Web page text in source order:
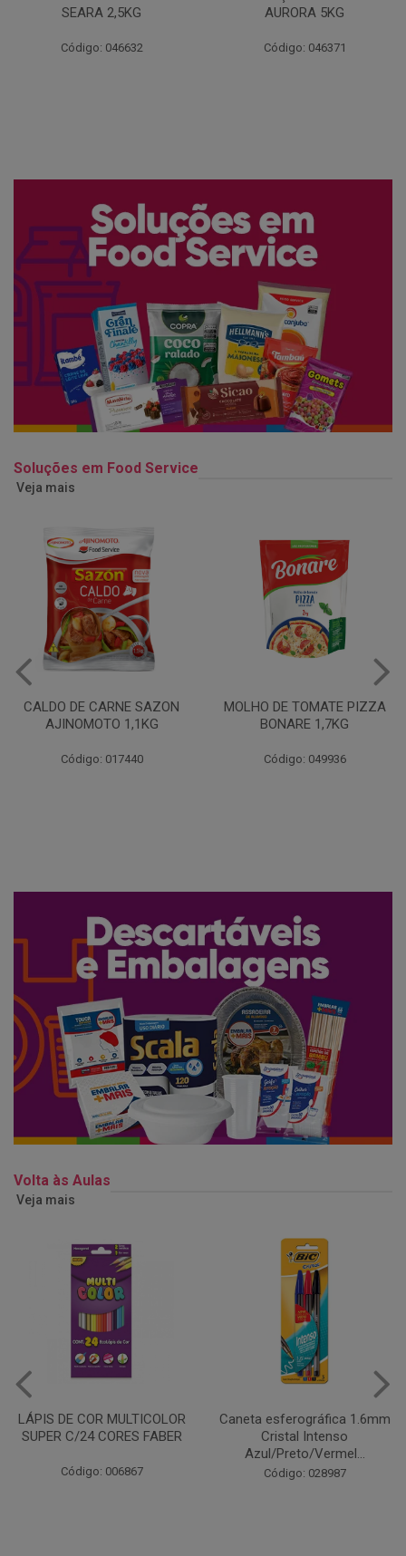
AURORA 5KG
Código: 046371
FATIADO PAKAN 200G
Código: 061522
Soluções em Food Service
Veja mais
MOLHO DE TOMATE PIZZA
BONARE 1,7KG
Código: 049936
MARGARINA USO
PROFISSIONAL 80% CUKIN
Código: 062469
Volta às Aulas
Veja mais
Caneta esferográfica 1.6mm
Cristal Intenso
Código: 028987
COLA EM BASTÃO 40G - LEO
& LEO
Código: 028164